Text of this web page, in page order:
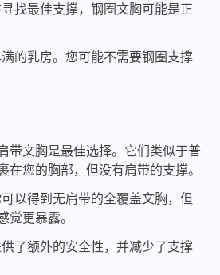
找最佳支撑，钢圈文胸可能是正
的乳房。您可能不需要钢圈支撑
带文胸是最佳选择。它们类似于普
在您的胸部，但没有肩带的支撑。
以得到无肩带的全覆盖文胸，但
觉更暴露。
了额外的安全性，并减少了支撑